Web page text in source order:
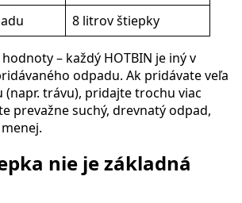
8 litrov štiepky
– každý HOTBIN je iný v
odpadu. Ak pridávate veľa
trávu), pridajte trochu viac
prevažne suchý, drevnatý odpad,
nie je základná